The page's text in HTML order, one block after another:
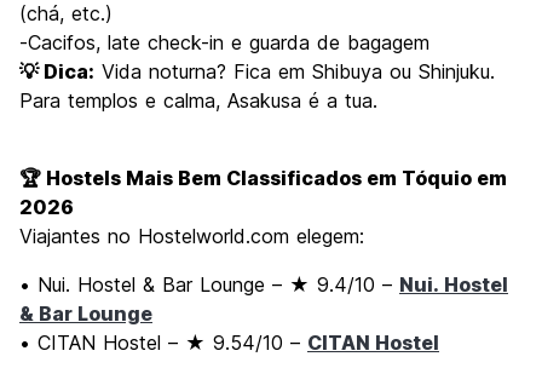
(chá, etc.)
-Cacifos, late check-in e guarda de bagagem
💡 Dica: Vida noturna? Fica em Shibuya ou Shinjuku.
Para templos e calma, Asakusa é a tua.
🏆 Hostels Mais Bem Classificados em Tóquio em
2026
Viajantes no Hostelworld.com elegem:
• Nui. Hostel & Bar Lounge – ★ 9.4/10 – Nui. Hostel
& Bar Lounge
• CITAN Hostel – ★ 9.54/10 – CITAN Hostel